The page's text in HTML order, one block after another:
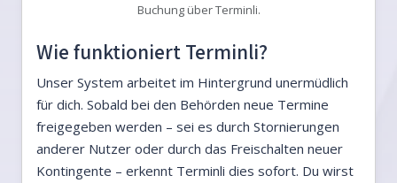
Buchung über Terminli.
Wie funktioniert Terminli?
Unser System arbeitet im Hintergrund unermüdlich
für dich. Sobald bei den Behörden neue Termine
freigegeben werden – sei es durch Stornierungen
anderer Nutzer oder durch das Freischalten neuer
Kontingente – erkennt Terminli dies sofort. Du wirst